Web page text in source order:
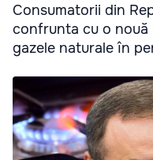
Consumatorii din
confrunta cu o nouă
gazele naturale în